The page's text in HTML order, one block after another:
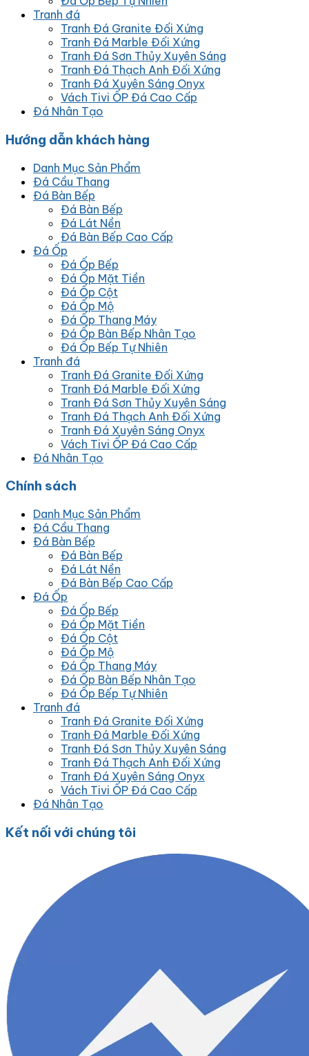
Tranh đá
Tranh Đá Granite Đối Xứng
Tranh Đá Marble Đối Xứng
Tranh Đá Sơn Thủy Xuyên Sáng
Tranh Đá Thạch Anh Đối Xứng
Tranh Đá Xuyên Sáng Onyx
Vách Tivi ỐP Đá Cao Cấp
Đá Nhân Tạo
Hướng dẫn khách hàng
Danh Mục Sản Phẩm
Đá Cầu Thang
Đá Bàn Bếp
Đá Bàn Bếp
Đá Lát Nền
Đá Bàn Bếp Cao Cấp
Đá Ốp
Đá Ốp Bếp
Đá Ốp Mặt Tiền
Đá Ốp Cột
Đá Ốp Mộ
Đá Ốp Thang Máy
Đá Ốp Bàn Bếp Nhân Tạo
Đá Ốp Bếp Tự Nhiên
Tranh đá
Tranh Đá Granite Đối Xứng
Tranh Đá Marble Đối Xứng
Tranh Đá Sơn Thủy Xuyên Sáng
Tranh Đá Thạch Anh Đối Xứng
Tranh Đá Xuyên Sáng Onyx
Vách Tivi ỐP Đá Cao Cấp
Đá Nhân Tạo
Chính sách
Danh Mục Sản Phẩm
Đá Cầu Thang
Đá Bàn Bếp
Đá Bàn Bếp
Đá Lát Nền
Đá Bàn Bếp Cao Cấp
Đá Ốp
Đá Ốp Bếp
Đá Ốp Mặt Tiền
Đá Ốp Cột
Đá Ốp Mộ
Đá Ốp Thang Máy
Đá Ốp Bàn Bếp Nhân Tạo
Đá Ốp Bếp Tự Nhiên
Tranh đá
Tranh Đá Granite Đối Xứng
Tranh Đá Marble Đối Xứng
Tranh Đá Sơn Thủy Xuyên Sáng
Tranh Đá Thạch Anh Đối Xứng
Tranh Đá Xuyên Sáng Onyx
Vách Tivi ỐP Đá Cao Cấp
Đá Nhân Tạo
Kết nối với chúng tôi